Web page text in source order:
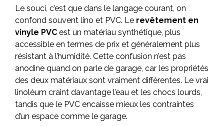
Le souci, c’est que dans le langage courant, on
confond souvent lino et PVC. Le revêtement en
vinyle PVC est un matériau synthétique, plus
accessible en termes de prix et généralement plus
résistant à l’humidité. Cette confusion n’est pas
anodine quand on parle de garage, car les propriétés
des deux matériaux sont vraiment différentes. Le vrai
linoléum craint davantage l’eau et les chocs lourds,
tandis que le PVC encaisse mieux les contraintes
d’un espace comme le garage.